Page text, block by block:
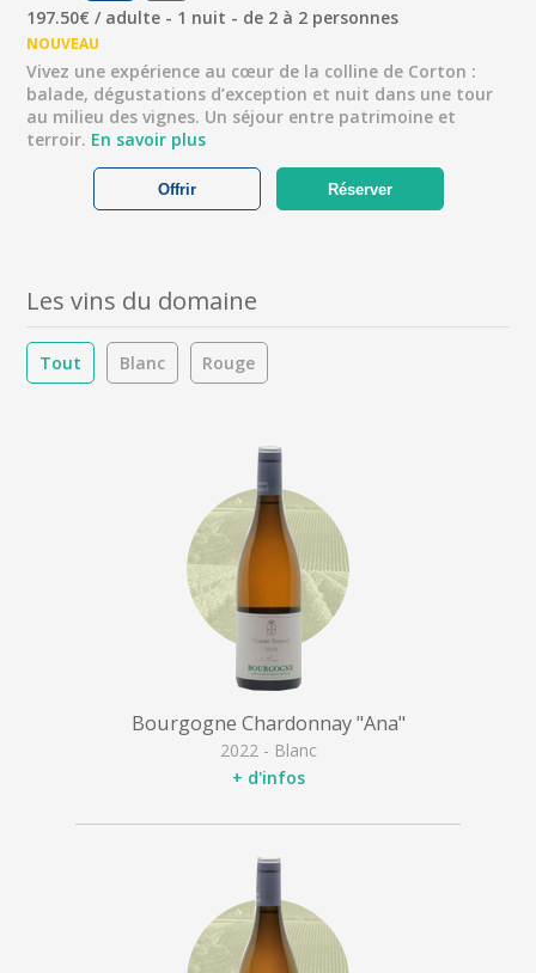
197.50€ / adulte - 1 nuit - de 2 à 2 personnes
NOUVEAU
Vivez une expérience au cœur de la colline de Corton :
balade, dégustations d’exception et nuit dans une tour
au milieu des vignes. Un séjour entre patrimoine et
terroir. En savoir plus
Réserver
Offrir
Les vins du domaine
Tout Blanc Rouge
Bourgogne Chardonnay "Ana"
2022 - Blanc
+ d'infos